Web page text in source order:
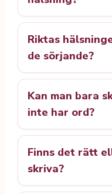
Riktas
de sörjande?
Kan man bara
inte har ord?
Finns det rätt
skriva?